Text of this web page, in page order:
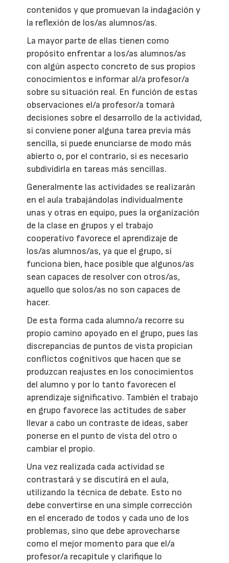
contenidos y que promuevan la indagación y
la reflexión de los/as alumnos/as.
La mayor parte de ellas tienen como
propósito enfrentar a los/as alumnos/as
con algún aspecto concreto de sus propios
conocimientos e informar al/a profesor/a
sobre su situación real. En función de estas
observaciones el/a profesor/a tomará
decisiones sobre el desarrollo de la actividad,
si conviene poner alguna tarea previa más
sencilla, si puede enunciarse de modo más
abierto o, por el contrario, si es necesario
subdividirla en tareas más sencillas.
Generalmente las actividades se realizarán
en el aula trabajándolas individualmente
unas y otras en equipo, pues la organización
de la clase en grupos y el trabajo
cooperativo favorece el aprendizaje de
los/as alumnos/as, ya que el grupo, si
funciona bien, hace posible que algunos/as
sean capaces de resolver con otros/as,
aquello que solos/as no son capaces de
hacer.
De esta forma cada alumno/a recorre su
propio camino apoyado en el grupo, pues las
discrepancias de puntos de vista propician
conflictos cognitivos que hacen que se
produzcan reajustes en los conocimientos
del alumno y por lo tanto favorecen el
aprendizaje significativo. También el trabajo
en grupo favorece las actitudes de saber
llevar a cabo un contraste de ideas, saber
ponerse en el punto de vista del otro o
cambiar el propio.
Una vez realizada cada actividad se
contrastará y se discutirá en el aula,
utilizando la técnica de debate. Esto no
debe convertirse en una simple corrección
en el encerado de todos y cada uno de los
problemas, sino que debe aprovecharse
como el mejor momento para que el/a
profesor/a recapitule y clarifique lo